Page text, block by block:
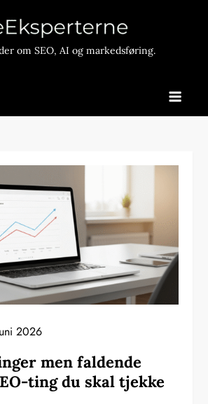
om SEO, AI og markedsføring.
2026
men faldende
ting du skal tjekke